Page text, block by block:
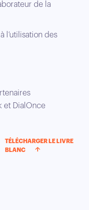
de la
l’utilisation des
et DialOnce
TÉLÉCHARGER LE LIVRE
BLANC